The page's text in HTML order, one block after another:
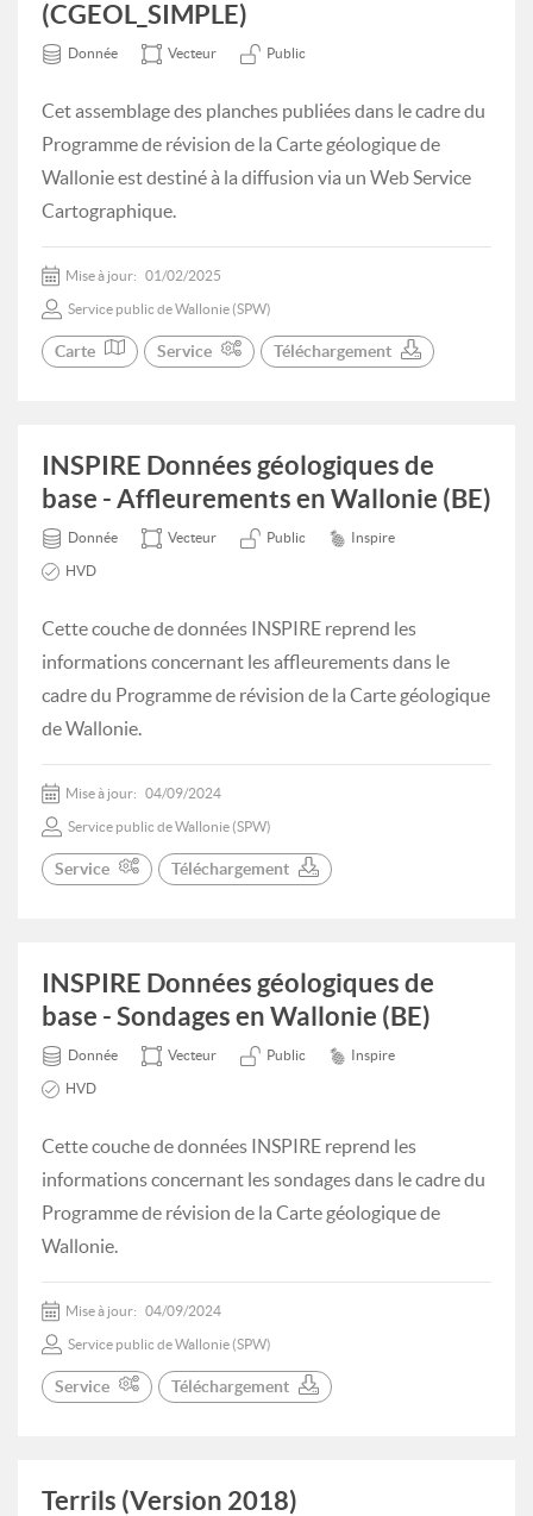
(CGEOL_SIMPLE)
Donnée Vecteur Public
Cet assemblage des planches publiées dans le cadre du
Programme de révision de la Carte géologique de
Wallonie est destiné à la diffusion via un Web Service
Cartographique.
Mise à jour: 01/02/2025
Service public de Wallonie (SPW)
Carte Service Téléchargement
INSPIRE Données géologiques de
base - Affleurements en Wallonie (BE)
Donnée Vecteur Public Inspire
HVD
Cette couche de données INSPIRE reprend les
informations concernant les affleurements dans le
cadre du Programme de révision de la Carte géologique
de Wallonie.
Mise à jour: 04/09/2024
Service public de Wallonie (SPW)
Service Téléchargement
INSPIRE Données géologiques de
base - Sondages en Wallonie (BE)
Donnée Vecteur Public Inspire
HVD
Cette couche de données INSPIRE reprend les
informations concernant les sondages dans le cadre du
Programme de révision de la Carte géologique de
Wallonie.
Mise à jour: 04/09/2024
Service public de Wallonie (SPW)
Service Téléchargement
Terrils (Version 2018)